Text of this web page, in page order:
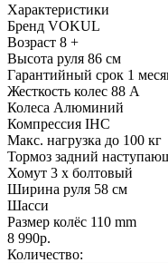
Характеристики
Бренд VOKUL
Возраст 8 +
Высота руля 86 см
Гарантийный срок 1
Жесткость колес 88 А
Колеса Алюминий
Компрессия IHC
Макс. нагрузка до 100 кг
Тормоз задний
Хомут 3 х болтовый
Ширина руля 58 см
Шасси
Размер колёс 110 mm
8 990р.
Количество: